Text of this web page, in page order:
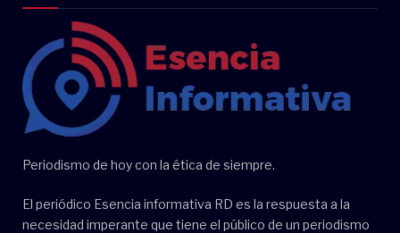
Periodismo de hoy con la ética de siempre.
El periódico Esencia informativa RD es la respuesta a la
necesidad imperante que tiene el público de un periodismo